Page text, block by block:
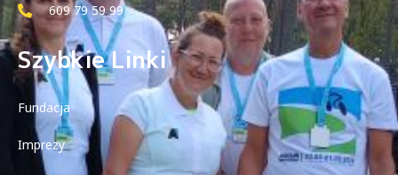
609 79 59 99
Szybkie Linki
Fundacja
Imprezy